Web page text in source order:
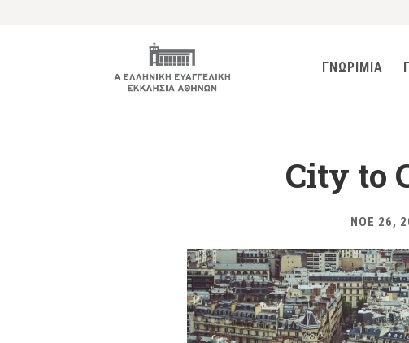
ΓΝΩΡΙΜΙΑ
City to
ΝΟΕ 26,